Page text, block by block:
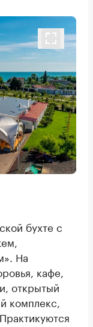
бухте с
На
кафе,
открытый
комплекс,